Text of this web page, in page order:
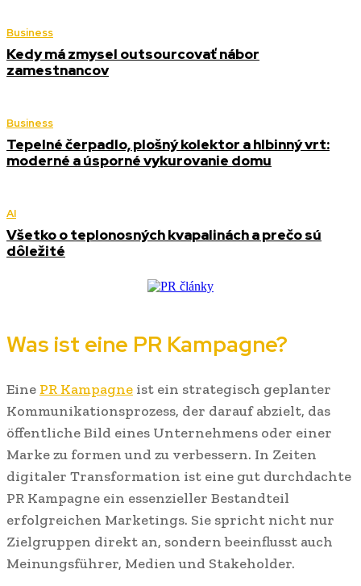
Business
Kedy má zmysel outsourcovať nábor
zamestnancov
Business
Tepelné čerpadlo, plošný kolektor a hlbinný vrt:
moderné a úsporné vykurovanie domu
AI
Všetko o teplonosných kvapalinách a prečo sú
dôležité
Was ist eine PR Kampagne?
Eine PR Kampagne ist ein strategisch geplanter
Kommunikationsprozess, der darauf abzielt, das
öffentliche Bild eines Unternehmens oder einer
Marke zu formen und zu verbessern. In Zeiten
digitaler Transformation ist eine gut durchdachte
PR Kampagne ein essenzieller Bestandteil
erfolgreichen Marketings. Sie spricht nicht nur
Zielgruppen direkt an, sondern beeinflusst auch
Meinungsführer, Medien und Stakeholder.